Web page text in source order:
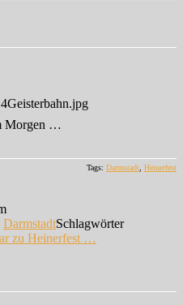
Morgen …
Tags: Darmstadt Heinerfest
DarmstadtSchlagwörter
zu Heinerfest …